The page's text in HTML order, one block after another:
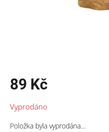
89 Kč
cena:
Vyprodáno
Položka byla vyprodána…